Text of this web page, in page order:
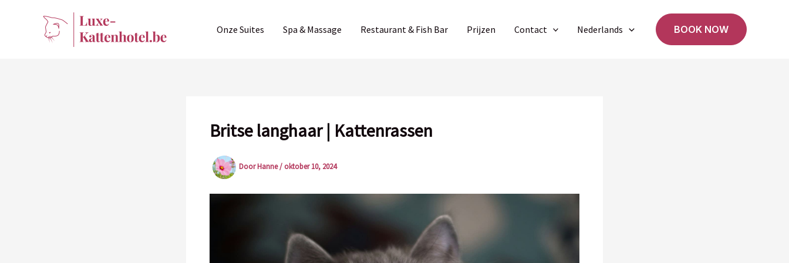
Onze Suites Spa & Massage Restaurant & Fish Bar Prijzen Contact Nederlands BOOK NOW
Britse langhaar | Kattenrassen
DoorHanne/ oktober 10, 2024